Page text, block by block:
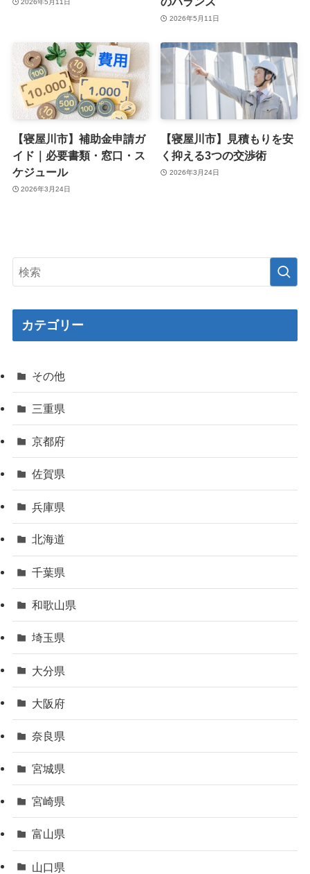
2026年5月11日
【寝屋川市】補助金申請ガ
イド｜必要書類・窓口・ス
ケジュール
2026年3月24日
【寝屋川市】見積もりを安
く抑える3つの交渉術
2026年3月24日
カテゴリー
その他
三重県
京都府
佐賀県
兵庫県
北海道
千葉県
和歌山県
埼玉県
大分県
大阪府
奈良県
宮城県
宮崎県
富山県
山口県